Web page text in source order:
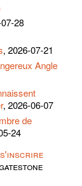
28
, 2026-07-21
Angle
, 2026-06-07
de
24
s'inscrire